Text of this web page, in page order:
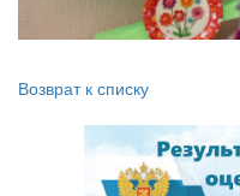
Возврат к списку